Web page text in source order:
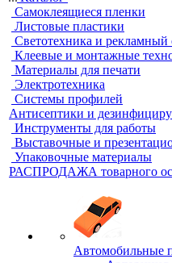
Самоклеящиеся пленки
Листовые пластики
Светотехника и рекламный
Клеевые и монтажные
Материалы для печати
Электротехника
Системы профилей
Антисептики и
Инструменты для работы
Выставочные и
Упаковочные материалы
РАСПРОДАЖА товарного
Автомобильные